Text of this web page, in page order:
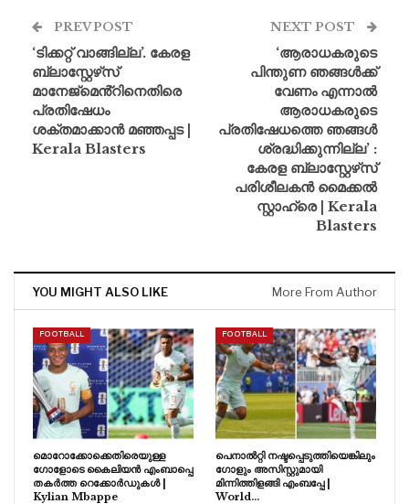
PREV POST
‘ടിക്കറ്റ് വാങ്ങില്ല’. കേരള
ബ്ലാസ്റ്റേഴ്‌സ്
മാനേജ്‌മെൻ്റിനെതിരെ
പ്രതിഷേധം
ശക്തമാക്കാൻ മഞ്ഞപ്പട |
Kerala Blasters
NEXT POST
‘ആരാധകരുടെ
പിന്തുണ ഞങ്ങൾക്ക്
വേണം എന്നാൽ
ആരാധകരുടെ
പ്രതിഷേധത്തെ ഞങ്ങൾ
ശ്രദ്ധിക്കുന്നില്ല’ :
കേരള ബ്ലാസ്റ്റേഴ്‌സ്
പരിശീലകൻ മൈക്കൽ
സ്റ്റാഹ്രെ | Kerala
Blasters
YOU MIGHT ALSO LIKE More From Author
FOOTBALL
മൊറോക്കോക്കെതിരെയുള്ള
ഗോളോടെ കൈലിയൻ എംബാപ്പെ
തകർത്ത റെക്കോർഡുകൾ |
Kylian Mbappe
FOOTBALL
പെനാൽറ്റി നഷ്ടപ്പെടുത്തിയെങ്കിലും
ഗോളും അസിസ്റ്റുമായി
മിന്നിത്തിളങ്ങി എംബപ്പേ |
World…